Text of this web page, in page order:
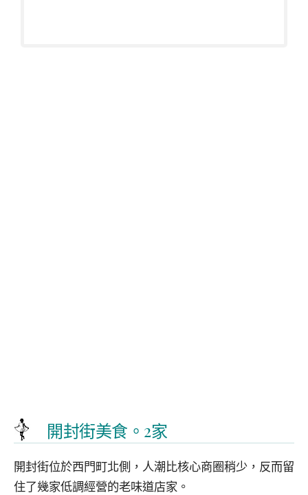
開封街美食。2家
開封街位於西門町北側，人潮比核心商圈稍少，反而留
住了幾家低調經營的老味道店家。